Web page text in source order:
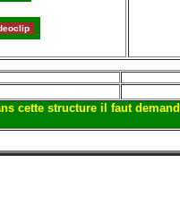
cette structure il faut